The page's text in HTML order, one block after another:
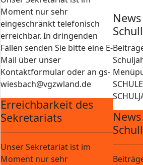
Moment nur sehr
eingeschränkt telefonisch
erreichbar. In dringenden
Fällen senden Sie bitte eine E-
Mail über unser
Kontaktformular oder an gs-
wiesbach@vgzwland.de
Erreichbarkeit des
Sekretariats
Unser Sekretariat ist im
Moment nur sehr